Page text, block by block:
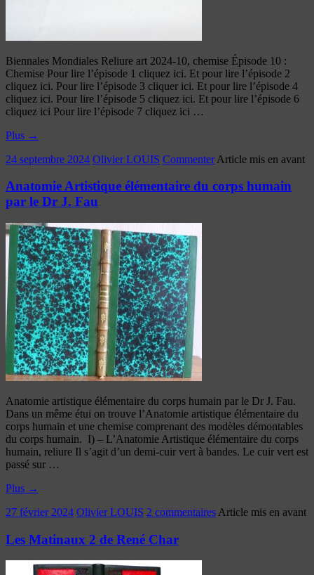
Biennales Mondiales Reliure art 2024-10, chemise Épisode 10 :
Chemise Pour lire l’épisode 1 cliquez ici. Et pour lire l’épisode 2
cliquez ici. Pour lire l’épisode 3 cliquer ici. Et pour lire l’épisode 4
cliquez ici. Pour lire l’épisode 5 cliquez ici. Et pour lire l’épisode 6
cliquez ici Pour lire l’épisode 7 cliquez ici …
Plus →
24 septembre 2024 Olivier LOUIS Commenter Article mis en avant
Anatomie Artistique élémentaire du corps humain
par le Dr J. Fau
Anatomie artistique élémentaire du corps humain par le Dr J. Fau.
Dans un même étui on trouve l’Anatomie artistique élémentaire du
corps humain et une chemise comprenant des modèles démontables
du corps humain. I) – L’Anatomie Artistique élémentaire du corps
humain, reliure Il s’agit d’un demi-cuir vert à bandes. Le cuir vert est
passé sur …
Plus →
27 février 2024 Olivier LOUIS 2 commentaires Article mis en avant
Les Matinaux 2 de René Char